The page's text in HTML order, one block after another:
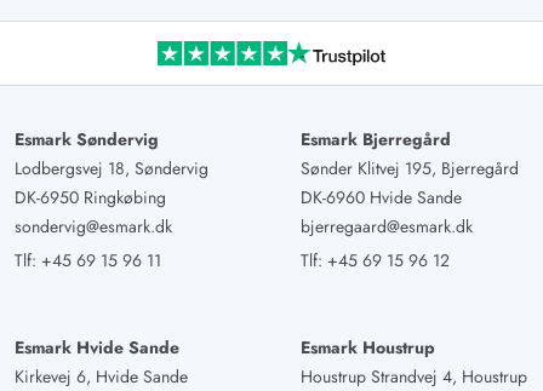
Esmark Søndervig
Lodbergsvej 18, Søndervig
DK-6950 Ringkøbing
sondervig@esmark.dk
Tlf: +45 69 15 96 11
Esmark Bjerregård
Sønder Klitvej 195, Bjerregård
DK-6960 Hvide Sande
bjerregaard@esmark.dk
Tlf: +45 69 15 96 12
Esmark Hvide Sande
Kirkevej 6, Hvide Sande
Esmark Houstrup
Houstrup Strandvej 4, Houstrup